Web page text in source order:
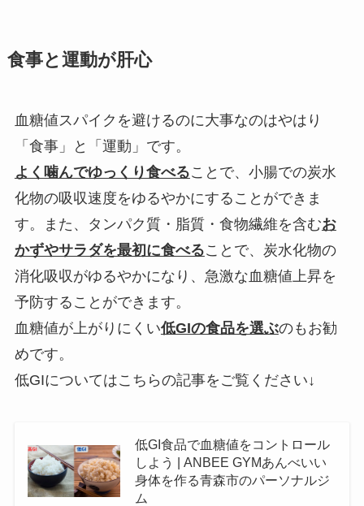
食事と運動が肝心
血糖値スパイクを避けるのに大事なのはやはり
「食事」と「運動」です。
よく噛んでゆっくり食べることで、小腸での炭水
化物の吸収速度をゆるやかにすることができま
す。また、タンパク質・脂質・食物繊維を含むお
かずやサラダを最初に食べることで、炭水化物の
消化吸収がゆるやかになり、急激な血糖値上昇を
予防することができます。
血糖値が上がりにくい低GIの食品を選ぶのもお勧
めです。
低GIについてはこちらの記事をご覧ください↓
低GI食品で血糖値をコントロール
しよう | ANBEE GYMあんべいい
身体を作る青森市のパーソナルジ
ム